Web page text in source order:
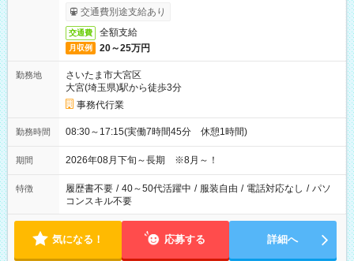
交通費別途支給あり
交通費 全額支給
月収例 20～25万円
勤務地
さいたま市大宮区
大宮(埼玉県)駅から徒歩3分
事務代行業
勤務時間 08:30～17:15(実働7時間45分 休憩1時間)
期間 2026年08月下旬～長期 ※8月～！
特徴 履歴書不要 / 40～50代活躍中 / 服装自由 / 電話対応なし / パソ
コンスキル不要
気になる！ 応募する 詳細へ